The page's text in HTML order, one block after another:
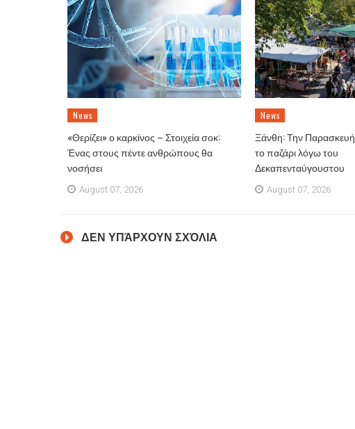
News
«Θερίζει» ο καρκίνος – Στοιχεία σοκ:
Ένας στους πέντε ανθρώπους θα
νοσήσει
August 07, 2026
News
Ξάνθη: Την
το παζάρι λόγω του
Δεκαπενταύγουστου
August 07, 2026
ΔΕΝ ΥΠΆΡΧΟΥΝ ΣΧΌΛΙΑ